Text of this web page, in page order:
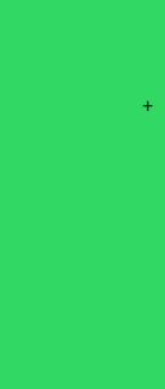
+